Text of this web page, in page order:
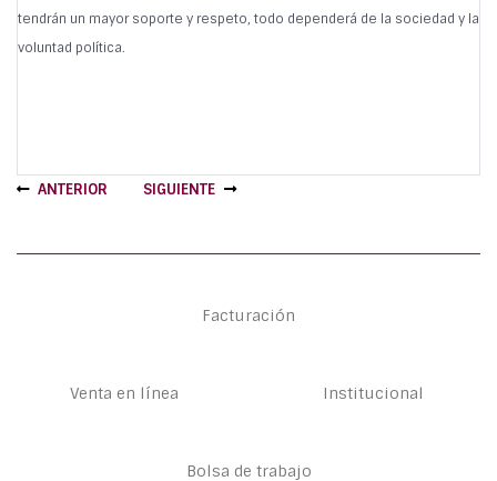
tendrán un mayor soporte y respeto, todo dependerá de la sociedad y la
voluntad política.
ANTERIOR SIGUIENTE
Facturación
Venta en línea Institucional
Bolsa de trabajo